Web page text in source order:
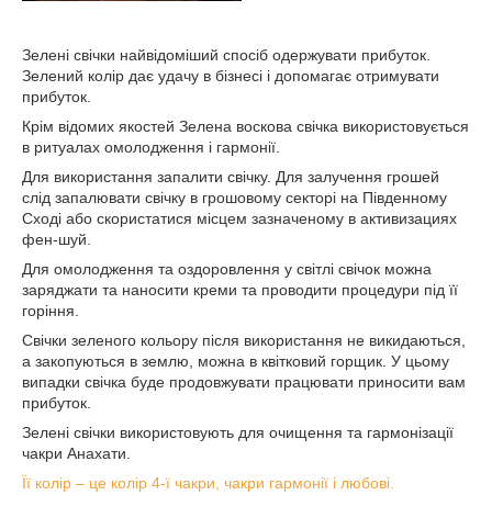
Зелені свічки найвідоміший спосіб одержувати прибуток.
Зелений колір дає удачу в бізнесі і допомагає отримувати
прибуток.
Крім відомих якостей Зелена воскова свічка використовується
в ритуалах омолодження і гармонії.
Для використання запалити свічку. Для залучення грошей
слід запалювати свічку в грошовому секторі на Південному
Сході або скористатися місцем зазначеному в активизациях
фен-шуй.
Для омолодження та оздоровлення у світлі свічок можна
заряджати та наносити креми та проводити процедури під її
горіння.
Свічки зеленого кольору після використання не викидаються,
а закопуються в землю, можна в квітковий горщик. У цьому
випадки свічка буде продовжувати працювати приносити вам
прибуток.
Зелені свічки використовують для очищення та гармонізації
чакри Анахати.
Її колір – це колір 4-ї чакри, чакри гармонії і любові.